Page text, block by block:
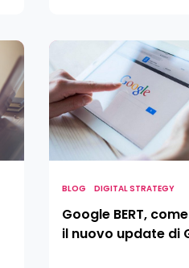
Google
BERT,
come
sfruttare
il
nuovo
update
Google
BLOG DIGITAL STRATEGY
Google BERT,
il nuovo update di